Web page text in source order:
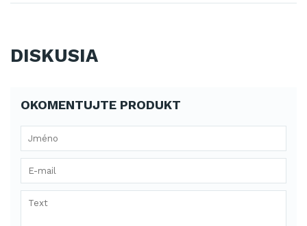
DISKUSIA
OKOMENTUJTE PRODUKT